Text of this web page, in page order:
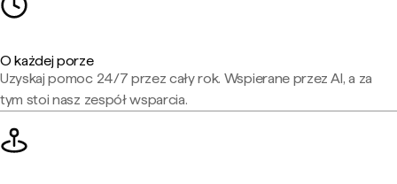
O każdej porze
Uzyskaj pomoc 24/7 przez cały rok. Wspierane przez AI, a za
tym stoi nasz zespół wsparcia.